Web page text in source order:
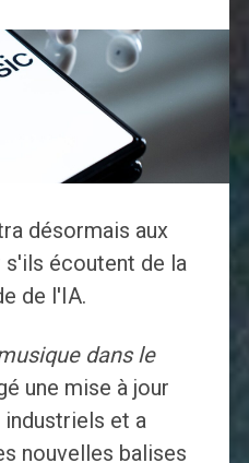
désormais aux
écoutent de la
de l'IA.
dans le
une mise à jour
et a
nouvelles balises